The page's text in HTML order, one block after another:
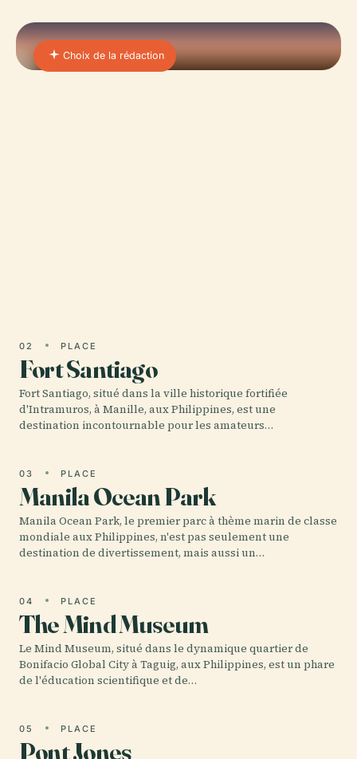
Choix de la rédaction
02 PLACE
Fort Santiago
Fort Santiago, situé dans la ville historique fortifiée
d'Intramuros, à Manille, aux Philippines, est une
destination incontournable pour les amateurs…
03 PLACE
Manila Ocean Park
Manila Ocean Park, le premier parc à thème marin de classe
mondiale aux Philippines, n'est pas seulement une
destination de divertissement, mais aussi un…
04 PLACE
The Mind Museum
Le Mind Museum, situé dans le dynamique quartier de
Bonifacio Global City à Taguig, aux Philippines, est un phare
de l'éducation scientifique et de…
05 PLACE
Pont Jones